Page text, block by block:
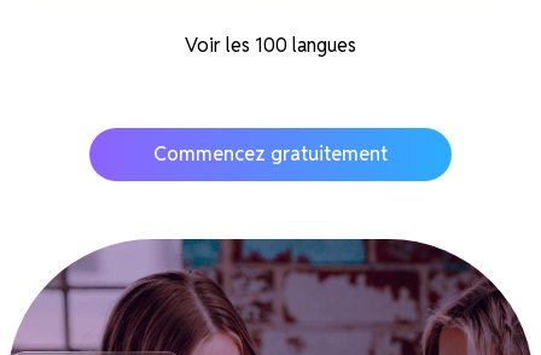
Voir les 100 langues
Commencez gratuitement